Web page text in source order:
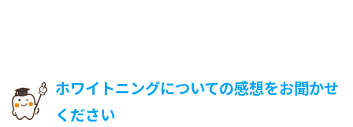
ホワイトニングについての感想をお聞かせ
ください